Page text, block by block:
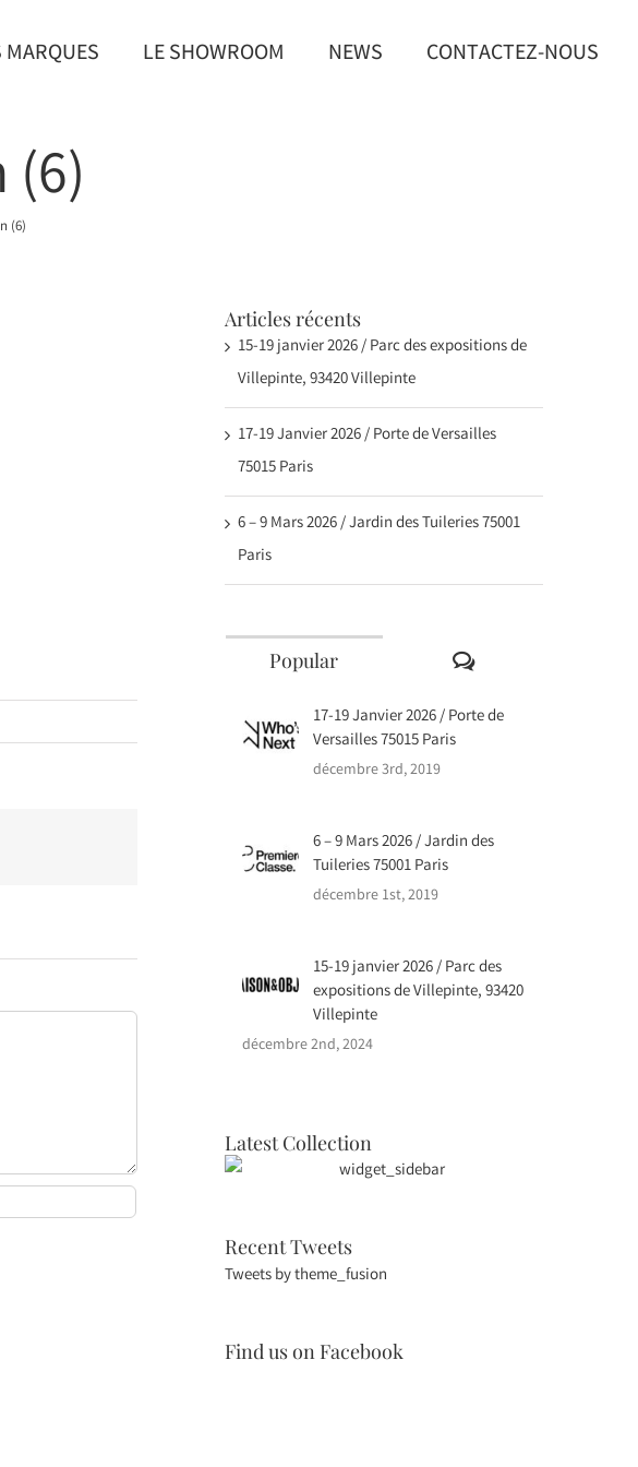
MARQUES LE SHOWROOM NEWS CONTACTEZ-NOUS
(6)
(6)
Articles récents
15-19 janvier 2026 / Parc des expositions de
Villepinte, 93420 Villepinte
17-19 Janvier 2026 / Porte de Versailles
75015 Paris
6 – 9 Mars 2026 / Jardin des Tuileries 75001
Paris
Popular Comments
17-19 Janvier 2026 / Porte de
Versailles 75015 Paris
décembre 3rd, 2019
6 – 9 Mars 2026 / Jardin des
Tuileries 75001 Paris
décembre 1st, 2019
15-19 janvier 2026 / Parc des
expositions de Villepinte, 93420
Villepinte
décembre 2nd, 2024
Latest Collection
Recent Tweets
Tweets by theme_fusion
Find us on Facebook